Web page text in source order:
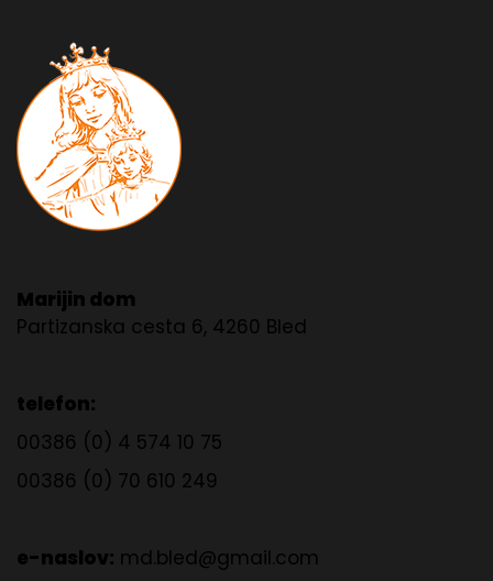
Marijin dom
Partizanska cesta 6, 4260 Bled
telefon:
00386 (0) 4 574 10 75
00386 (0) 70 610 249
e-naslov: md.bled@gmail.com